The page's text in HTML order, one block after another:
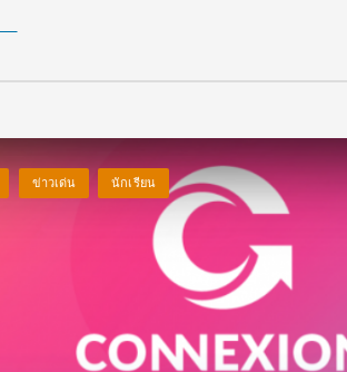
ข่าวเด่น นักเรียน